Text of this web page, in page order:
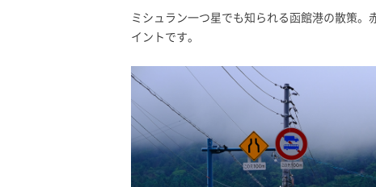
ミシュラン一つ星でも知られる函館港の散策
イントです。